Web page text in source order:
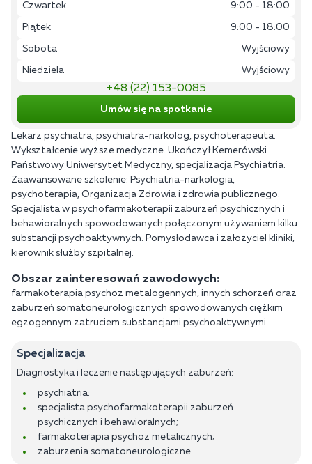
Czwartek 9:00 - 18:00
Piątek 9:00 - 18:00
Sobota Wyjściowy
Niedziela Wyjściowy
+48 (22) 153-0085
Umów się na spotkanie
Lekarz psychiatra, psychiatra-narkolog, psychoterapeuta.
Wykształcenie wyższe medyczne. Ukończył Kemerówski
Państwowy Uniwersytet Medyczny, specjalizacja Psychiatria.
Zaawansowane szkolenie: Psychiatria-narkologia,
psychoterapia, Organizacja Zdrowia i zdrowia publicznego.
Specjalista w psychofarmakoterapii zaburzeń psychicznych i
behawioralnych spowodowanych połączonym używaniem kilku
substancji psychoaktywnych. Pomysłodawca i założyciel kliniki,
kierownik służby szpitalnej.
Obszar zainteresowań zawodowych:
farmakoterapia psychoz metalogennych, innych schorzeń oraz
zaburzeń somatoneurologicznych spowodowanych ciężkim
egzogennym zatruciem substancjami psychoaktywnymi
Specjalizacja
Diagnostyka i leczenie następujących zaburzeń:
psychiatria:
specjalista psychofarmakoterapii zaburzeń
psychicznych i behawioralnych;
farmakoterapia psychoz metalicznych;
zaburzenia somatoneurologiczne.